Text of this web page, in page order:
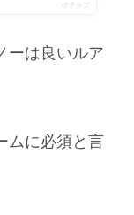
ポチップ
ーは良いルア
ムに必須と言